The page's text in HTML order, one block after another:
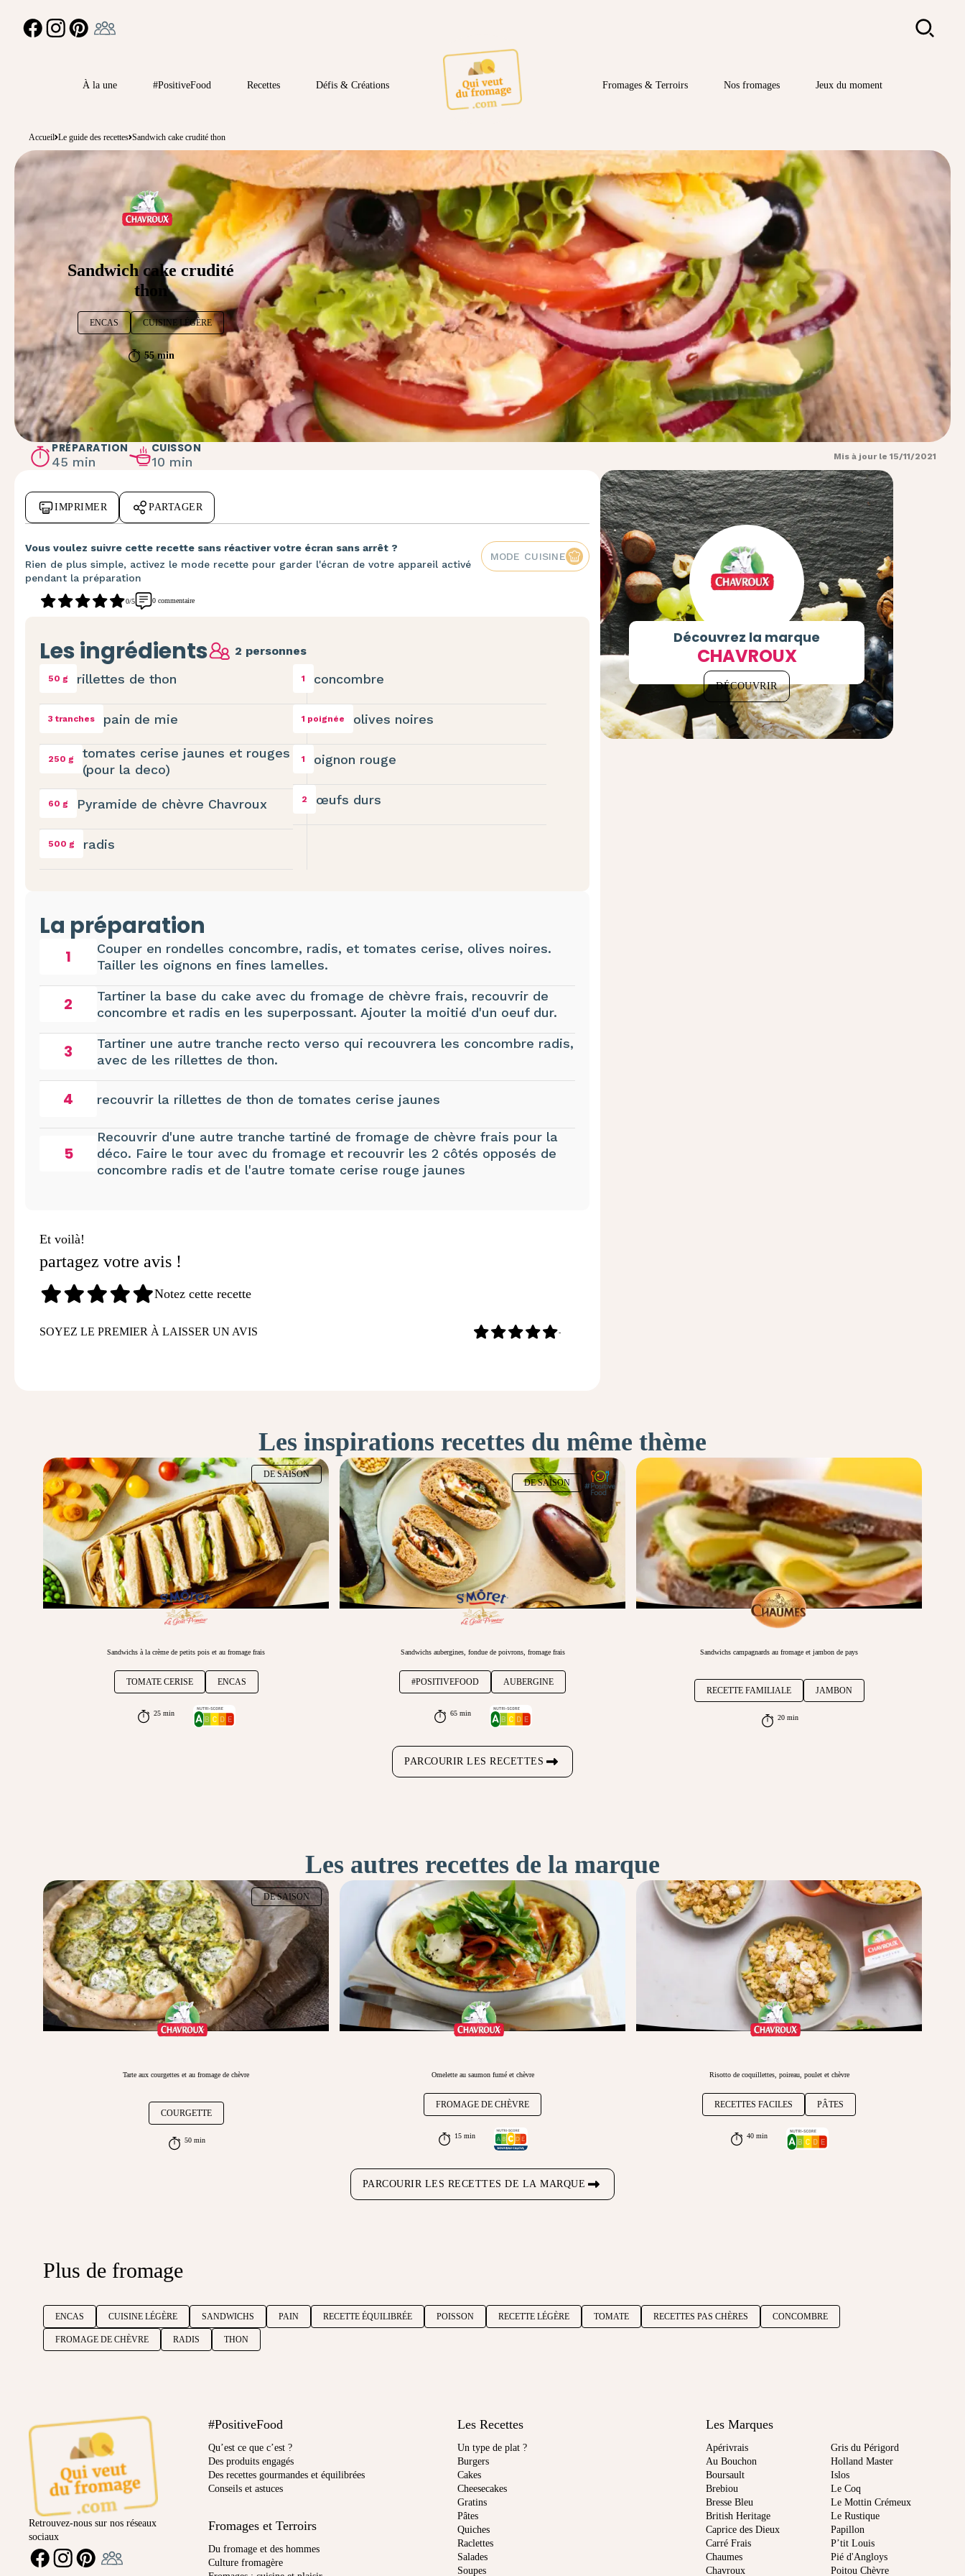
FACEBOOKINSTAGRAMPINTEREST Rechercher
À la une #PositiveFood Recettes Défis & Créations Fromages & Terroirs Nos fromages Jeux du moment
Accueil Le guide des recettes Sandwich cake crudité thon
Sandwich cake crudité
thon
ENCAS CUISINE LÉGÈRE
55 min
PRÉPARATION
45 min
CUISSON
10 min Mis à jour le 15/11/2021
IMPRIMER PARTAGER
Vous voulez suivre cette recette sans réactiver votre écran sans arrêt ?
Rien de plus simple, activez le mode recette pour garder l'écran de votre appareil activé
pendant la préparation
MODE CUISINE
0/5 0 commentaire
Les ingrédients 2 personnes
50 g rillettes de thon
3 tranches pain de mie
250 g
tomates cerise jaunes et rouges
(pour la deco)
60 g Pyramide de chèvre Chavroux
500 g radis
1 concombre
1 poignée olives noires
1 oignon rouge
2 œufs durs
La préparation
1
Couper en rondelles concombre, radis, et tomates cerise, olives noires.
Tailler les oignons en fines lamelles.
2
Tartiner la base du cake avec du fromage de chèvre frais, recouvrir de
concombre et radis en les superpossant. Ajouter la moitié d'un oeuf dur.
3
Tartiner une autre tranche recto verso qui recouvrera les concombre radis,
avec de les rillettes de thon.
4 recouvrir la rillettes de thon de tomates cerise jaunes
5
Recouvrir d'une autre tranche tartiné de fromage de chèvre frais pour la
déco. Faire le tour avec du fromage et recouvrir les 2 côtés opposés de
concombre radis et de l'autre tomate cerise rouge jaunes
Et voilà!
partagez votre avis !
Notez cette recette
SOYEZ LE PREMIER À LAISSER UN AVIS -
Découvrez la marque
CHAVROUX
DÉCOUVRIR
Les inspirations recettes du même thème
DE SAISON
Sandwichs à la crème de petits pois et au fromage frais
TOMATE CERISE ENCAS
25 min
DE SAISON
Sandwichs aubergines, fondue de poivrons, fromage frais
#POSITIVEFOOD AUBERGINE
65 min
Sandwichs campagnards au fromage et jambon de pays
RECETTE FAMILIALE JAMBON
20 min
PARCOURIR LES RECETTES
Les autres recettes de la marque
DE SAISON
Tarte aux courgettes et au fromage de chèvre
COURGETTE
50 min
Omelette au saumon fumé et chèvre
FROMAGE DE CHÈVRE
15 min
Risotto de coquillettes, poireau, poulet et chèvre
RECETTES FACILES PÂTES
40 min
PARCOURIR LES RECETTES DE LA MARQUE
Plus de fromage
ENCAS CUISINE LÉGÈRE SANDWICHS PAIN RECETTE ÉQUILIBRÉE POISSON RECETTE LÉGÈRE TOMATE RECETTES PAS CHÈRES CONCOMBRE
FROMAGE DE CHÈVRE RADIS THON
Retrouvez-nous sur nos réseaux
sociaux
FACEBOOKINSTAGRAMPINTEREST
#PositiveFood
Qu’est ce que c’est ?
Des produits engagés
Des recettes gourmandes et équilibrées
Conseils et astuces
Fromages et Terroirs
Du fromage et des hommes
Culture fromagère
Les Recettes
Un type de plat ?
Burgers
Cakes
Cheesecakes
Gratins
Pâtes
Quiches
Raclettes
Salades
Soupes
Les Marques
Apérivrais
Au Bouchon
Boursault
Brebiou
Bresse Bleu
British Heritage
Caprice des Dieux
Carré Frais
Chaumes
Chavroux
Gris du Périgord
Holland Master
Islos
Le Coq
Le Mottin Crémeux
Le Rustique
Papillon
P’tit Louis
Pié d'Angloys
Poitou Chèvre